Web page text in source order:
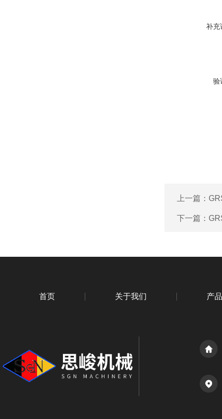
补充
验
上一篇：
下一篇：
首页 关于我们 产